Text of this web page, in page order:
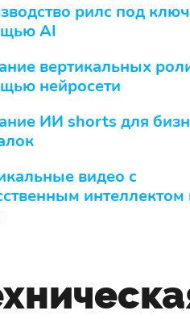
рилс под
AI
вертикальных
нейросети
ИИ shorts для
видео с
интеллектом